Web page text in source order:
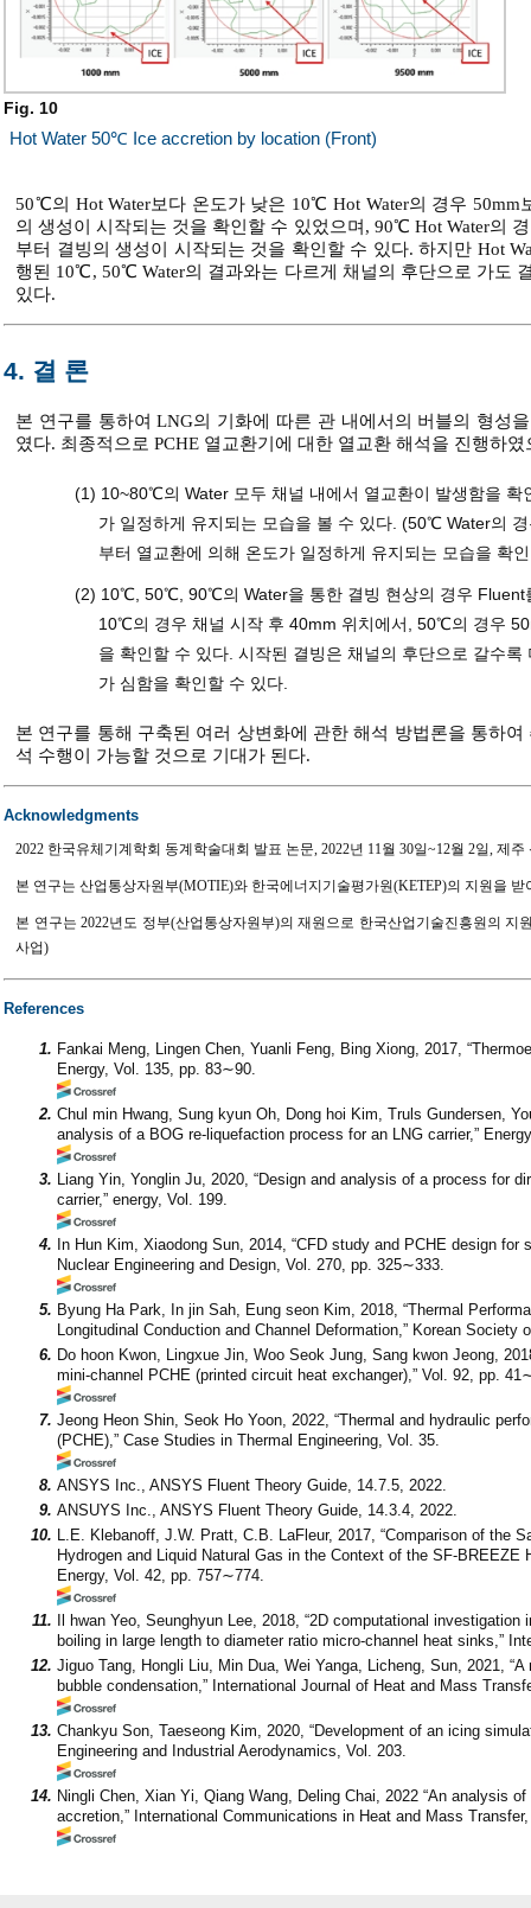
Fig. 10
Hot Water 50℃ Ice accretion by location (Front)
50℃의 Hot Water보다 온도가 낮은 10℃ Hot Water의 경우
의 생성이 시작되는 것을 확인할 수 있었으며, 90℃ Hot Water의
부터 결빙의 생성이 시작되는 것을 확인할 수 있다. 하지만 Hot
행된 10℃, 50℃ Water의 결과와는 다르게 채널의 후단으로 가도
있다.
4. 결 론
본 연구를 통하여 LNG의 기화에 따른 관 내에서의 버블의 형성
였다. 최종적으로 PCHE 열교환기에 대한 열교환 해석을 진행하
(1) 10~80℃의 Water 모두 채널 내에서 열교환이 발생함을
가 일정하게 유지되는 모습을 볼 수 있다. (50℃ Water의
부터 열교환에 의해 온도가 일정하게 유지되는 모습을 확
(2) 10℃, 50℃, 90℃의 Water을 통한 결빙 현상의 경우 Fluent
10℃의 경우 채널 시작 후 40mm 위치에서, 50℃의 경우
을 확인할 수 있다. 시작된 결빙은 채널의 후단으로 갈수
가 심함을 확인할 수 있다.
본 연구를 통해 구축된 여러 상변화에 관한 해석 방법론을 통하
석 수행이 가능할 것으로 기대가 된다.
Acknowledgments
2022 한국유체기계학회 동계학술대회 발표 논문, 2022년 11월 30일~12월 2일, 제주
본 연구는 산업통상자원부(MOTIE)와 한국에너지기술평가원(KETEP)의 지원을 받
본 연구는 2022년도 정부(산업통상자원부)의 재원으로 한국산업기술진흥원의 지
사업)
References
1. Fankai Meng, Lingen Chen, Yuanli Feng, Bing Xiong, 2017,
Energy, Vol. 135, pp. 83∼90.
2. Chul min Hwang, Sung kyun Oh, Dong hoi Kim, Truls Gundersen,
analysis of a BOG re-liquefaction process for an LNG carrier,”
3. Liang Yin, Yonglin Ju, 2020, “Design and analysis of a process for
carrier,” energy, Vol. 199.
4. In Hun Kim, Xiaodong Sun, 2014, “CFD study and PCHE design
Nuclear Engineering and Design, Vol. 270, pp. 325∼333.
5. Byung Ha Park, In jin Sah, Eung seon Kim, 2018, “Thermal
Longitudinal Conduction and Channel Deformation,” Korean
6. Do hoon Kwon, Lingxue Jin, Woo Seok Jung, Sang kwon Jeong,
mini-channel PCHE (printed circuit heat exchanger),” Vol. 92, pp.
7. Jeong Heon Shin, Seok Ho Yoon, 2022, “Thermal and hydraulic
(PCHE),” Case Studies in Thermal Engineering, Vol. 35.
8. ANSYS Inc., ANSYS Fluent Theory Guide, 14.7.5, 2022.
9. ANSUYS Inc., ANSYS Fluent Theory Guide, 14.3.4, 2022.
10. L.E. Klebanoff, J.W. Pratt, C.B. LaFleur, 2017, “Comparison of the
Hydrogen and Liquid Natural Gas in the Context of the SF-BREEZE
Energy, Vol. 42, pp. 757∼774.
11.
Il hwan Yeo, Seunghyun Lee, 2018, “2D computational
boiling in large length to diameter ratio micro-channel heat sinks,”
12. Jiguo Tang, Hongli Liu, Min Dua, Wei Yanga, Licheng, Sun, 2021,
bubble condensation,” International Journal of Heat and Mass
13. Chankyu Son, Taeseong Kim, 2020, “Development of an icing
Engineering and Industrial Aerodynamics, Vol. 203.
14. Ningli Chen, Xian Yi, Qiang Wang, Deling Chai, 2022 “An analysis
accretion,” International Communications in Heat and Mass